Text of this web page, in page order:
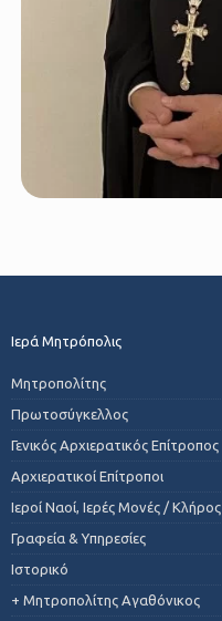
Ιερά Μητρόπολις
Μητροπολίτης
Πρωτοσύγκελλος
Γενικός Αρχιερατικός Επίτροπος
Αρχιερατικοί Επίτροποι
Ιεροί Ναοί, Ιερές Μονές / Κλήρος
Γραφεία & Υπηρεσίες
Ιστορικό
+ Μητροπολίτης Αγαθόνικος